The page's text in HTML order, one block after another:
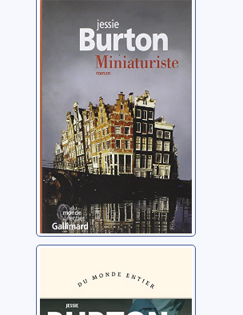
Miniaturiste:
roman
Burton, Jessie
Burton, Jessie